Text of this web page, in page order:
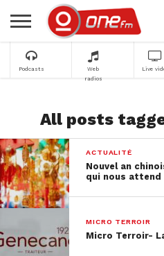
Podcasts
Web
radios
Live
All posts
ACTUALITÉ
Nouvel an
qui nous attend
MICRO TERROIR
Micro Terroir-